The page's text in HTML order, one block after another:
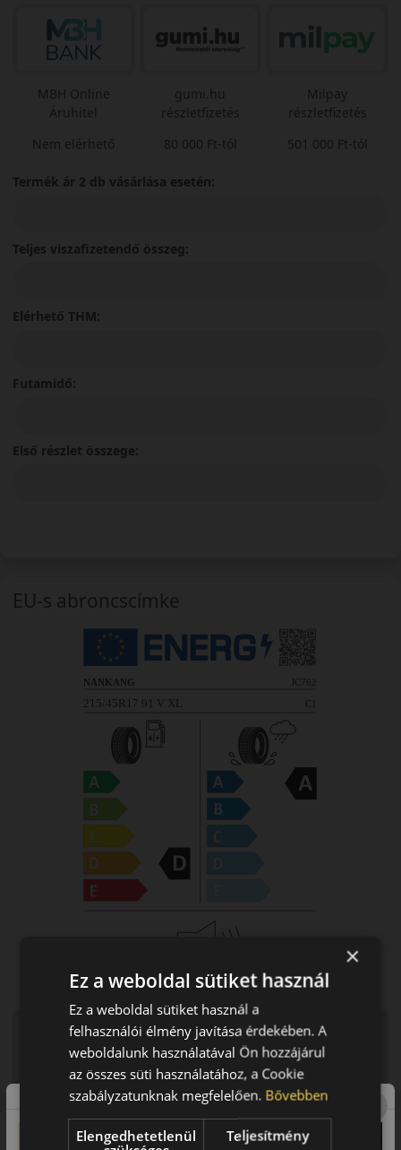
A mintázat
MBH Online
Áruhitel
Nem elérhető
gumi.hu
részletfizetés
80 000 Ft-tól
Milpay
részletfizetés
501 000 Ft-tól
Termék ár 2 db vásárlása esetén:
Teljes viszafizetendő összeg:
Elérhető THM:
Futamidő:
Első részlet összege:
EU-s abroncscímke
Figyelem a feltüntetett címke adatok tájékoztató
jellegűek. Előfordulhat, hogy még a korábbi EU-s címkével
ellátott abroncs kerül kiszállításra.
×
Ez a weboldal sütiket használ
Ez a weboldal sütiket használ a
felhasználói élmény javítása érdekében. A
weboldalunk használatával Ön hozzájárul
az összes süti használatához, a Cookie
szabályzatunknak megfelelően. Bővebben
Elengedhetetlenül
Teljesítmény